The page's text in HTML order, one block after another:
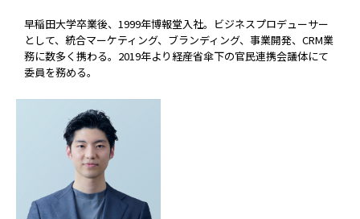
早稲田大学卒業後、1999年博報堂入社。ビジネスプロデューサー
として、統合マーケティング、ブランディング、事業開発、CRM業
務に数多く携わる。2019年より経産省傘下の官民連携会議体にて
委員を務める。